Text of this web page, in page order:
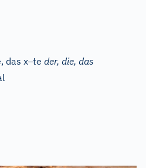
das x–te der, die, das